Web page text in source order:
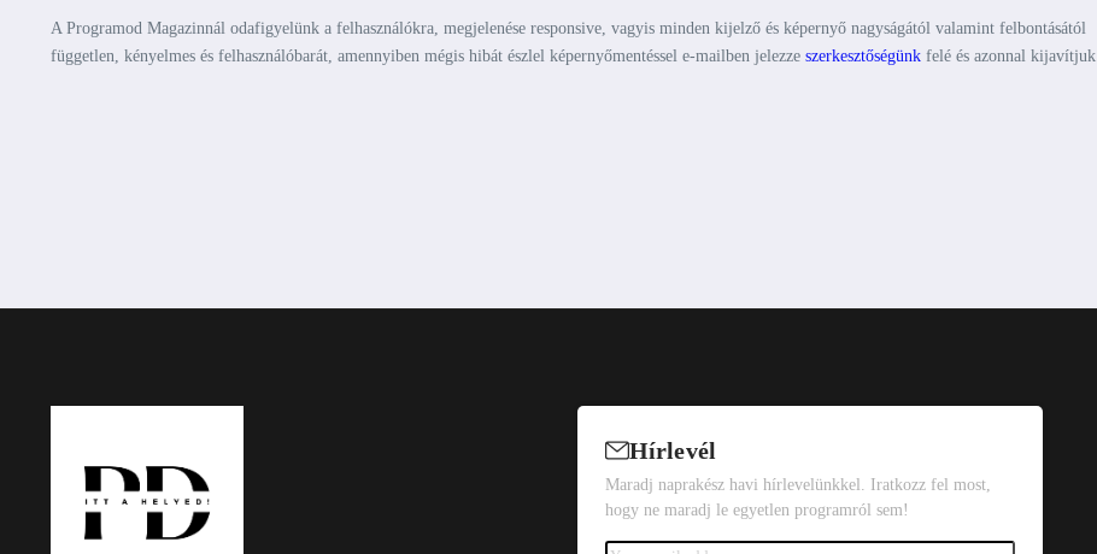
A Programod Magazinnál odafigyelünk a felhasználókra, megjelenése responsive, vagyis minden kijelző és képernyő nagyságától valamint felbontásától
független, kényelmes és felhasználóbarát, amennyiben mégis hibát észlel képernyőmentéssel e-mailben jelezze szerkesztőségünk felé és azonnal kijavítjuk.
Hírlevél
Maradj naprakész havi hírlevelünkkel. Iratkozz fel most,
hogy ne maradj le egyetlen programról sem!